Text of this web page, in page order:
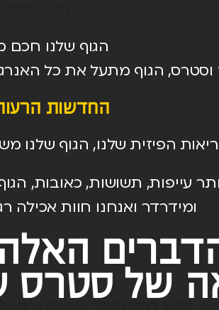
הגוף שלנו חכם
וסטרס, הגוף מתעל את כל
החדשות
הפיזית שלנו, הגוף שלנו
עייפות, תשושות, כאובות,
ומידרדר ואנחנו חוות אכילה
של סטרס